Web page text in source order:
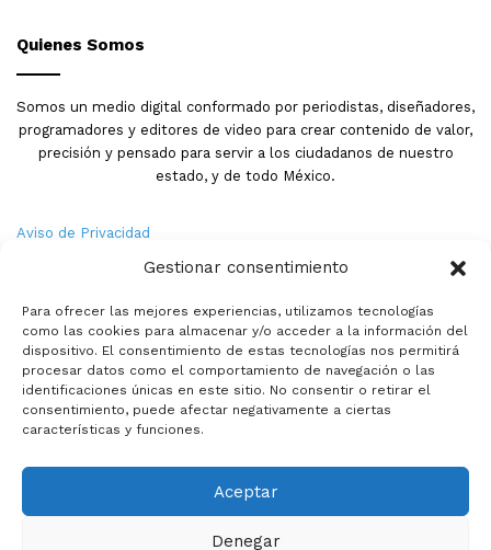
Gestionar consentimiento
Para ofrecer las mejores experiencias, utilizamos tecnologías
como las cookies para almacenar y/o acceder a la información del
dispositivo. El consentimiento de estas tecnologías nos permitirá
procesar datos como el comportamiento de navegación o las
identificaciones únicas en este sitio. No consentir o retirar el
consentimiento, puede afectar negativamente a ciertas
características y funciones.
Aceptar
Denegar
Quienes Somos
Somos un medio digital conformado por periodistas, diseñadores,
programadores y editores de video para crear contenido de valor,
precisión y pensado para servir a los ciudadanos de nuestro
estado, y de todo México.
Aviso de Privacidad
Términos y Condiciones
Política de Cookies
Contacto
© Copyright 2026,PMX. Todos los derechos reservados.